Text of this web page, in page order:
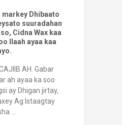
markey Dhibaato
suuradahan
Cidna Wax kaa
Ilaah ayaa kaa
AH. Gabar
ah ayaa ka soo
ay Dhigan jirtay,
Ag Istaagtay
...